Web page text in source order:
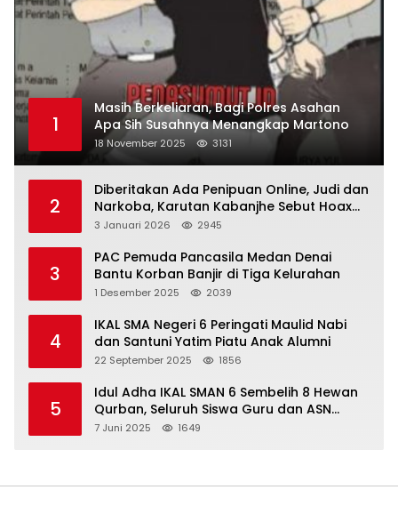
1
Masih Berkeliaran, Bagi Polres Asahan
Apa Sih Susahnya Menangkap Martono
18 November 2025 3131
2
Diberitakan Ada Penipuan Online, Judi dan
Narkoba, Karutan Kabanjhe Sebut Hoax
dan Berita Tak Beryanggungjawab
3 Januari 2026 2945
3
PAC Pemuda Pancasila Medan Denai
Bantu Korban Banjir di Tiga Kelurahan
1 Desember 2025 2039
4
IKAL SMA Negeri 6 Peringati Maulid Nabi
dan Santuni Yatim Piatu Anak Alumni
22 September 2025 1856
5
Idul Adha IKAL SMAN 6 Sembelih 8 Hewan
Qurban, Seluruh Siswa Guru dan ASN
Dapat Daging
7 Juni 2025 1649